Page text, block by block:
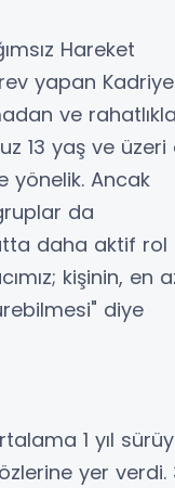
Hareket
yapan Kadriye
ve rahatlıkla
13 yaş ve üzeri
Ancak
da
daha aktif rol
kişinin, en
diye
1 yıl
yer verdi.